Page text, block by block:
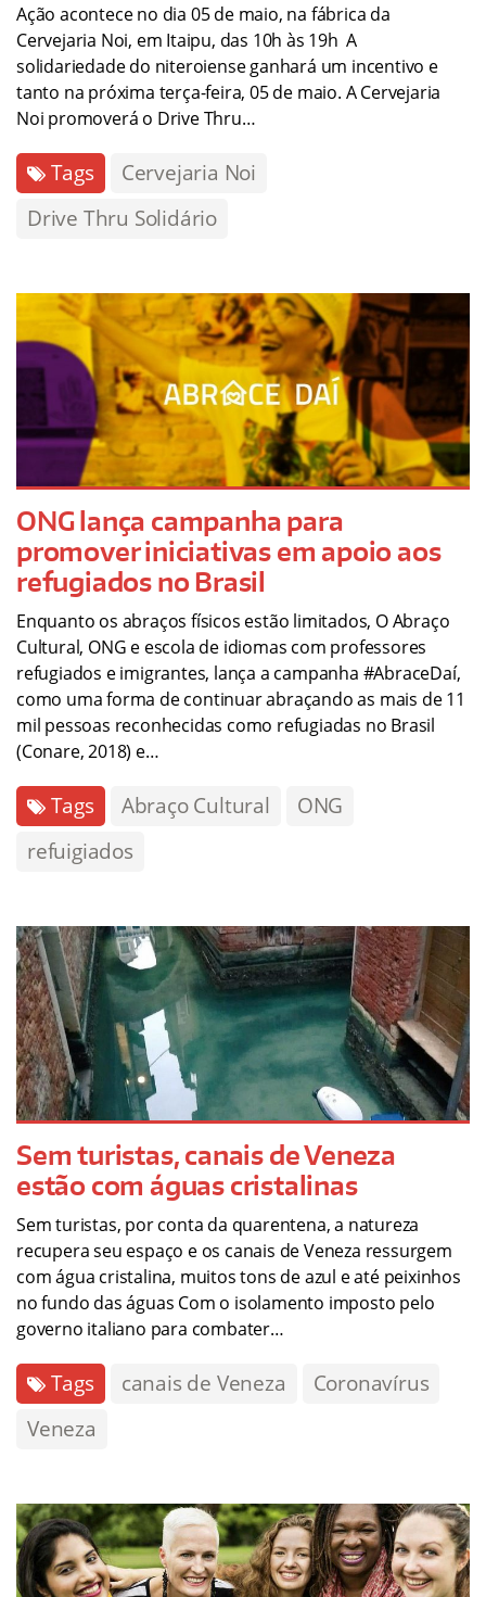
Ação acontece no dia 05 de maio, na fábrica da
Cervejaria Noi, em Itaipu, das 10h às 19h A
solidariedade do niteroiense ganhará um incentivo e
tanto na próxima terça-feira, 05 de maio. A Cervejaria
Noi promoverá o Drive Thru…
Tags
Cervejaria Noi
Drive Thru Solidário
ONG lança campanha para
promover iniciativas em apoio aos
refugiados no Brasil
Enquanto os abraços físicos estão limitados, O Abraço
Cultural, ONG e escola de idiomas com professores
refugiados e imigrantes, lança a campanha #AbraceDaí,
como uma forma de continuar abraçando as mais de 11
mil pessoas reconhecidas como refugiadas no Brasil
(Conare, 2018) e…
Tags Abraço Cultural
ONG
refuigiados
Sem turistas, canais de Veneza
estão com águas cristalinas
Sem turistas, por conta da quarentena, a natureza
recupera seu espaço e os canais de Veneza ressurgem
com água cristalina, muitos tons de azul e até peixinhos
no fundo das águas Com o isolamento imposto pelo
governo italiano para combater…
Tags canais de Veneza
Coronavírus
Veneza